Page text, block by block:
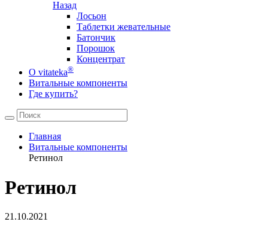
Назад
Лосьон
Таблетки жевательные
Батончик
Порошок
Концентрат
О vitateka®
Витальные компоненты
Где купить?
Главная
Витальные компоненты
Ретинол
Ретинол
21.10.2021